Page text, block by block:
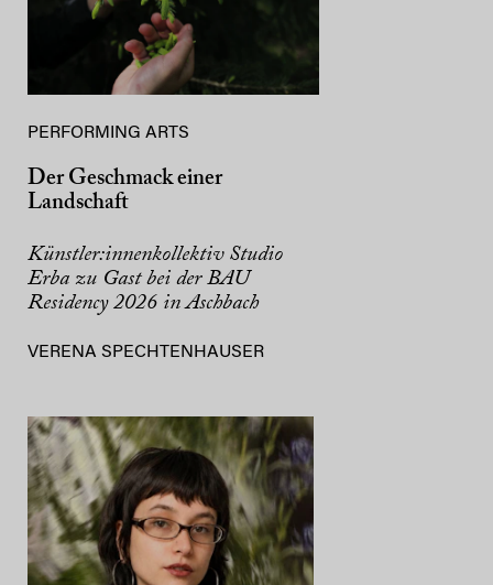
PERFORMING ARTS
Der Geschmack einer
Landschaft
Künstler:innenkollektiv Studio
Erba zu Gast bei der BAU
Residency 2026 in Aschbach
VERENA SPECHTENHAUSER